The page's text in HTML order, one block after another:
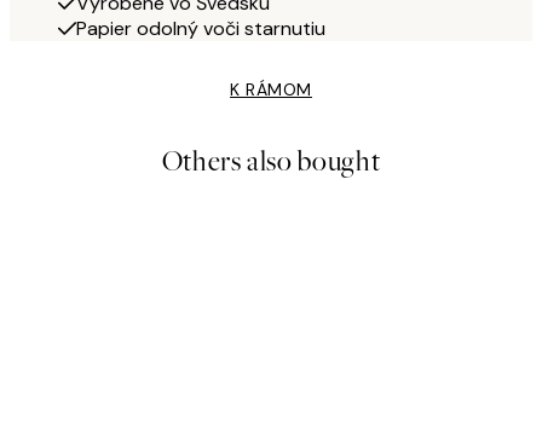
Papier odolný voči starnutiu
K RÁMOM
Others also bought